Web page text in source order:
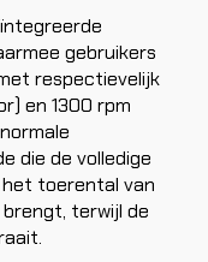
gebruikers
respectievelijk
en 1300 rpm
die de volledige
toerental van
terwijl de